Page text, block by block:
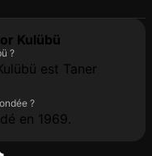
Kulübü
?
est Taner
?
en 1969.